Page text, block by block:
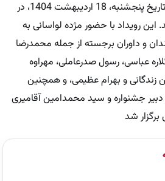
مجازی نوجوان «آسمون» در تاریخ پنجشنبه، 18 اردیبهشت 1404، در
رویداد با حضور مژده لواسانی به
و داوران برجسته از جمله محمدرضا
عباسی، رسول صدرعاملی، مهراوه
زندگانی و بهرام عظیمی، و همچنین
جشنواره و سید محمدامین آقامیری
شد